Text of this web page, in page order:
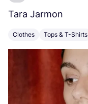
Tara Jarmon
Clothes Tops & T-Shirts